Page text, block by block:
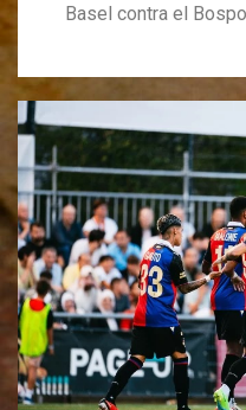
Basel contra el